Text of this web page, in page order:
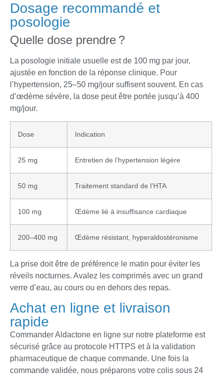
Dosage recommandé et
posologie
Quelle dose prendre ?
La posologie initiale usuelle est de 100 mg par jour,
ajustée en fonction de la réponse clinique. Pour
l’hypertension, 25–50 mg/jour suffisent souvent. En cas
d’œdème sévère, la dose peut être portée jusqu’à 400
mg/jour.
Dose Indication
25 mg Entretien de l’hypertension légère
50 mg Traitement standard de l’HTA
100 mg Œdème lié à insuffisance cardiaque
200–400 mg Œdème résistant, hyperaldostéronisme
La prise doit être de préférence le matin pour éviter les
réveils nocturnes. Avalez les comprimés avec un grand
verre d’eau, au cours ou en dehors des repas.
Achat en ligne et livraison
rapide
Commander Aldactone en ligne sur notre plateforme est
sécurisé grâce au protocole HTTPS et à la validation
pharmaceutique de chaque commande. Une fois la
commande validée, nous préparons votre colis sous 24